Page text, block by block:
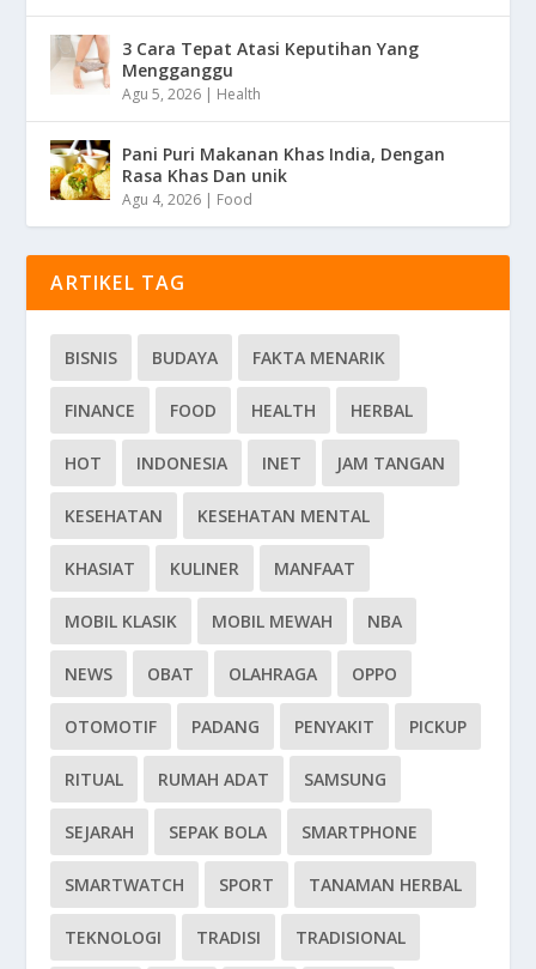
3 Cara Tepat Atasi Keputihan Yang
Mengganggu
Agu 5, 2026 | Health
Pani Puri Makanan Khas India, Dengan
Rasa Khas Dan unik
Agu 4, 2026 | Food
ARTIKEL TAG
BISNIS BUDAYA FAKTA MENARIK
FINANCE FOOD HEALTH HERBAL
HOT INDONESIA INET JAM TANGAN
KESEHATAN KESEHATAN MENTAL
KHASIAT KULINER MANFAAT
MOBIL KLASIK MOBIL MEWAH NBA
NEWS OBAT OLAHRAGA OPPO
OTOMOTIF PADANG PENYAKIT PICKUP
RITUAL RUMAH ADAT SAMSUNG
SEJARAH SEPAK BOLA SMARTPHONE
SMARTWATCH SPORT TANAMAN HERBAL
TEKNOLOGI TRADISI TRADISIONAL